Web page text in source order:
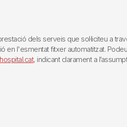
dels serveis que sol·liciteu a
l'esmentat fitxer automatitzat.
, indicant clarament a